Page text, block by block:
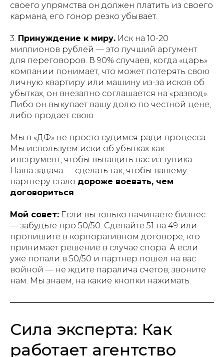
своего упрямства он должен платить из своего
кармана, его гонор резко убывает.
3. Принуждение к миру. Иск на 10-20
миллионов рублей — это лучший аргумент
для переговоров. В 90% случаев, когда «царь»
компании понимает, что может потерять свою
личную квартиру или машину из-за исков об
убытках, он внезапно соглашается на «развод».
Либо он выкупает вашу долю по честной цене,
либо продает свою.
Мы в «ДФ» не просто судимся ради процесса.
Мы используем иски об убытках как
инструмент, чтобы вытащить вас из тупика.
Наша задача — сделать так, чтобы вашему
партнеру стало дороже воевать, чем
договориться.
Мой совет: Если вы только начинаете бизнес
— забудьте про 50/50. Сделайте 51 на 49 или
пропишите в корпоративном договоре, кто
принимает решение в случае спора. А если
уже попали в 50/50 и партнер пошел на вас
войной — не ждите паралича счетов, звоните
нам. Мы знаем, на какие кнопки нажимать.
Сила эксперта: Как
работает агентство